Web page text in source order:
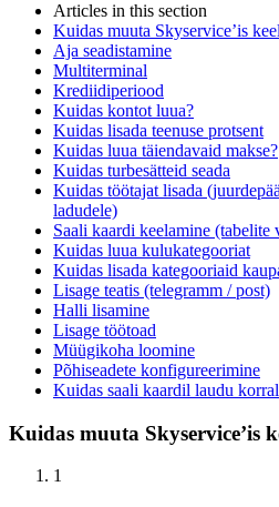
Articles in this section
Kuidas muuta Skyservice’is
Aja seadistamine
Multiterminal
Krediidiperiood
Kuidas kontot luua?
Kuidas lisada teenuse protsent
Kuidas luua täiendavaid makse?
Kuidas turbesätteid seada
Kuidas töötajat lisada
ladudele)
Saali kaardi keelamine (tabelite
Kuidas luua kulukategooriat
Kuidas lisada kategooriaid
Lisage teatis (telegramm / post)
Halli lisamine
Lisage töötoad
Müügikoha loomine
Põhiseadete konfigureerimine
Kuidas saali kaardil laudu
Kuidas muuta Skyservice’is
1